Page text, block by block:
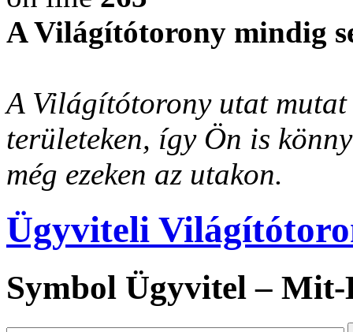
A Világítótorony mindig
A Világítótorony utat
területeken, így Ön is
még ezeken az utakon.
Ügyviteli
Symbol Ügyvitel – Mit-